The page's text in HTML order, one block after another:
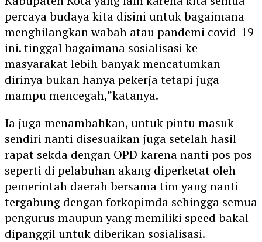
percaya budaya kita disini untuk bagaimana
menghilangkan wabah atau pandemi covid-19
ini. tinggal bagaimana sosialisasi ke
masyarakat lebih banyak mencatumkan
dirinya bukan hanya pekerja tetapi juga
mampu mencegah,”katanya.
Ia juga menambahkan, untuk pintu masuk
sendiri nanti disesuaikan juga setelah hasil
rapat sekda dengan OPD karena nanti pos pos
seperti di pelabuhan akang diperketat oleh
pemerintah daerah bersama tim yang nanti
tergabung dengan forkopimda sehingga semua
pengurus maupun yang memiliki speed bakal
dipanggil untuk diberikan sosialisasi.